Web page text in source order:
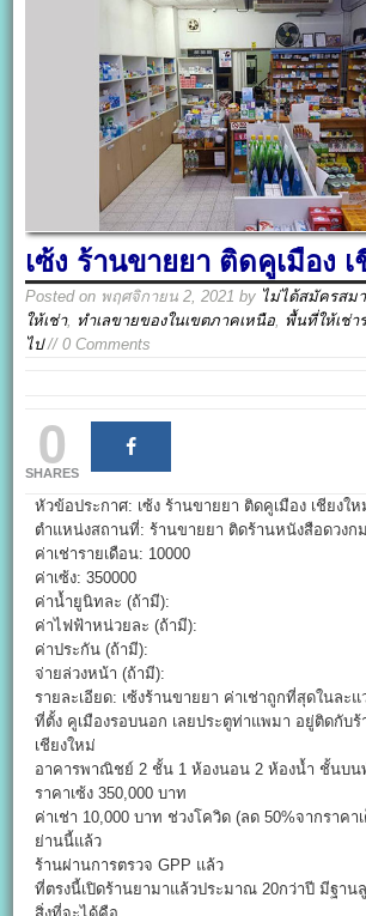
เซ้ง ร้านขายยา ติดคูเมือง
Posted on พฤศจิกายน 2, 2021 by ไม่ได้สมัครสม
ให้เช่า, ทำเลขายของในเขตภาคเหนือ, พื้นที่ให้เช่า
ไป// 0 Comments
0
SHARES
หัวข้อประกาศ: เซ้ง ร้านขายยา ติดคูเมือง เชียงให
ตำแหน่งสถานที่: ร้านขายยา ติดร้านหนังสือดวงก
ค่าเช่ารายเดือน: 10000
ค่าเซ้ง: 350000
ค่าน้ำยูนิทละ (ถ้ามี):
ค่าไฟฟ้าหน่วยละ (ถ้ามี):
ค่าประกัน (ถ้ามี):
จ่ายล่วงหน้า (ถ้ามี):
รายละเอียด: เซ้งร้านขายยา ค่าเช่าถูกที่สุดในละแ
ที่ตั้ง คูเมืองรอบนอก เลยประตูท่าแพมา อยู่ติดกับ
เชียงใหม่
อาคารพาณิชย์ 2 ชั้น 1 ห้องนอน 2 ห้องน้ำ ชั้นบน
ราคาเซ้ง 350,000 บาท
ค่าเช่า 10,000 บาท ช่วงโควิด (ลด 50%จากราคา
ย่านนี้แล้ว
ร้านผ่านการตรวจ GPP แล้ว
ที่ตรงนี้เปิดร้านยามาแล้วประมาณ 20กว่าปี มีฐาน